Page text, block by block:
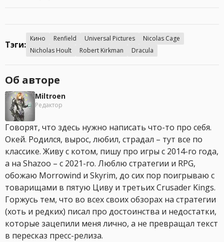
Тэги:
Кино Renfield Universal Pictures
Nicolas Cage
Nicholas Hoult
Robert Kirkman Dracula
Об авторе
Miltroen
Редактор
Говорят, что здесь нужно написать что-то про себя.
Окей. Родился, вырос, любил, страдал – тут все по
классике. Живу с котом, пишу про игры с 2014-го года,
а на Shazoo – с 2021-го. Люблю стратегии и RPG,
обожаю Morrowind и Skyrim, до сих пор поигрываю с
товарищами в пятую Циву и третьих Crusader Kings.
Горжусь тем, что во всех своих обзорах на стратегии
(хоть и редких) писал про достоинства и недостатки,
которые зацепили меня лично, а не превращал текст
в пересказ пресс-релиза.